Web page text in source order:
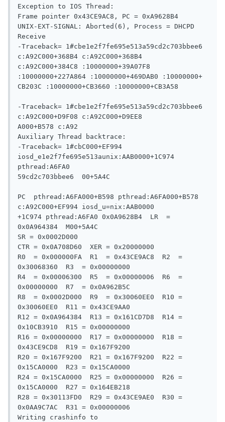
Exception to IOS Thread:
Frame pointer 0x43CE9AC8, PC = 0xA9628B4
UNIX-EXT-SIGNAL: Aborted(6), Process = DHCPD
Receive
-Traceback= 1#cbe1e2f7fe695e513a59cd2c703bbee6
c:A92C000+368B4 c:A92C000+368B4
c:A92C000+384C8 :10000000+39A07F8
:10000000+227A864 :10000000+469DAB0 :10000000+
CB203C :10000000+CB3660 :10000000+CB3A58
-Traceback= 1#cbe1e2f7fe695e513a59cd2c703bbee6
c:A92C000+D9F08 c:A92C000+D9EE8
A000+B578 c:A92
Auxiliary Thread backtrace:
-Traceback= 1#cbC000+EF994
iosd_e1e2f7fe695e513aunix:AAB0000+1C974
pthread:A6FA0
59cd2c703bbee6  00+5A4C
PC  pthread:A6FA000+B598 pthread:A6FA000+B578
c:A92C000+EF994 iosd_u=nix:AAB0000
+1C974 pthread:A6FA0 0x0A9628B4  LR  =
0x0A964384  M00+5A4C
SR = 0x0002D000
CTR = 0x0A708D60  XER = 0x20000000
R0  = 0x000000FA  R1  = 0x43CE9AC8  R2  =
0x30068360  R3  = 0x00000000
R4  = 0x00006300  R5  = 0x00000006  R6  =
0x00000000  R7  = 0x0A962B5C
R8  = 0x0002D000  R9  = 0x30060EE0  R10 =
0x30060EE0  R11 = 0x43CE9AA0
R12 = 0x0A964384  R13 = 0x161CD7D8  R14 =
0x10CB3910  R15 = 0x00000000
R16 = 0x00000000  R17 = 0x00000000  R18 =
0x43CE9CD8  R19 = 0x167F9200
R20 = 0x167F9200  R21 = 0x167F9200  R22 =
0x15CA0000  R23 = 0x15CA0000
R24 = 0x15CA0000  R25 = 0x00000000  R26 =
0x15CA0000  R27 = 0x164EB218
R28 = 0x30113FD0  R29 = 0x43CE9AE0  R30 =
0x0AA9C7AC  R31 = 0x00000006
Writing crashinfo to